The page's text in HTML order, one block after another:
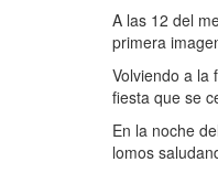
A las 12 del
primera
Volviendo a la
fiesta que se
En la noche
lomos